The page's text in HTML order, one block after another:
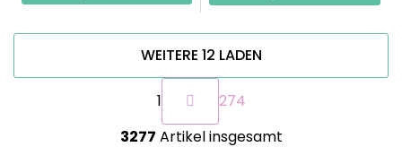
S
t
WEITERE 12 LADEN
P
g
i
1
274
3277 Artikel insgesamt